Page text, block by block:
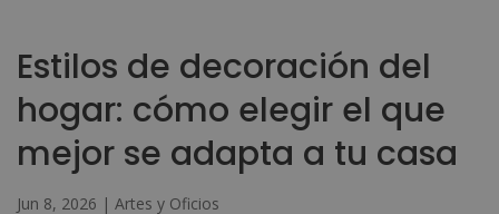
Estilos de decoración del
hogar: cómo elegir el que
mejor se adapta a tu casa
Jun 8, 2026 | Artes y Oficios